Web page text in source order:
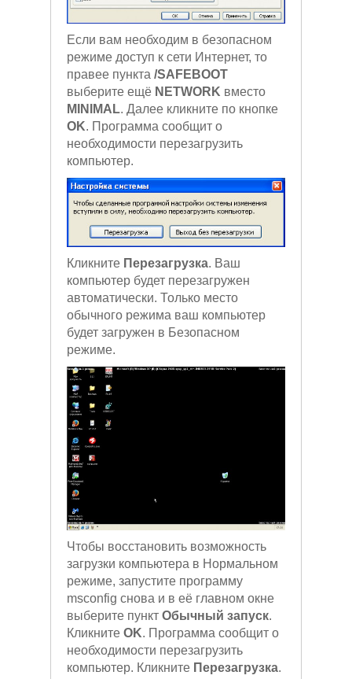
Если вам необходим в безопасном
режиме доступ к сети Интернет, то
правее пункта /SAFEBOOT
выберите ещё NETWORK вместо
MINIMAL. Далее кликните по кнопке
OK. Программа сообщит о
необходимости перезагрузить
компьютер.
Кликните Перезагрузка. Ваш
компьютер будет перезагружен
автоматически. Только место
обычного режима ваш компьютер
будет загружен в Безопасном
режиме.
Чтобы восстановить возможность
загрузки компьютера в Нормальном
режиме, запустите программу
msconfig снова и в её главном окне
выберите пункт Обычный запуск.
Кликните OK. Программа сообщит о
необходимости перезагрузить
компьютер. Кликните Перезагрузка.